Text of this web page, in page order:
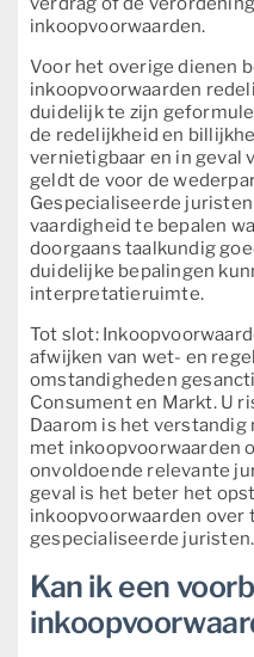
inkoopvoorwaarden.
Voor het overige dienen
inkoopvoorwaarden
duidelijk te zijn
de redelijkheid en
vernietigbaar en in geval
geldt de voor de
Gespecialiseerde
vaardigheid te bepalen
doorgaans taalkundig
duidelijke bepalingen
interpretatieruimte.
Tot slot:
afwijken van wet- en
omstandigheden
Consument en Markt. U
Daarom is het verstandig
met inkoopvoorwaarden
onvoldoende relevante
geval is het beter het
inkoopvoorwaarden over
gespecialiseerde juristen.
Kan ik een